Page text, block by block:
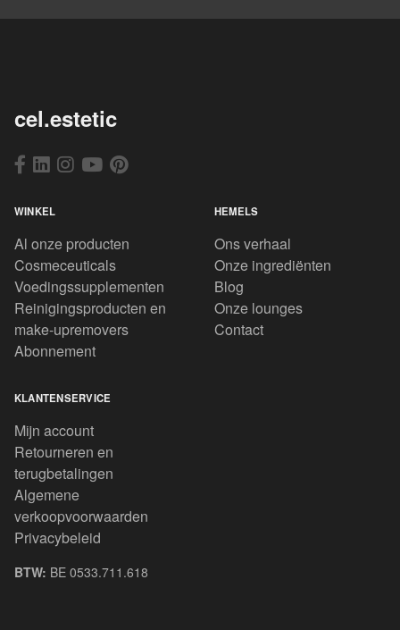
cel.estetic
WINKEL
Al onze producten
Cosmeceuticals
Voedingssupplementen
Reinigingsproducten en
make-upremovers
Abonnement
HEMELS
Ons verhaal
Onze ingrediënten
Blog
Onze lounges
Contact
KLANTENSERVICE
Mijn account
Retourneren en
terugbetalingen
Algemene
verkoopvoorwaarden
Privacybeleid
BTW: BE 0533.711.618